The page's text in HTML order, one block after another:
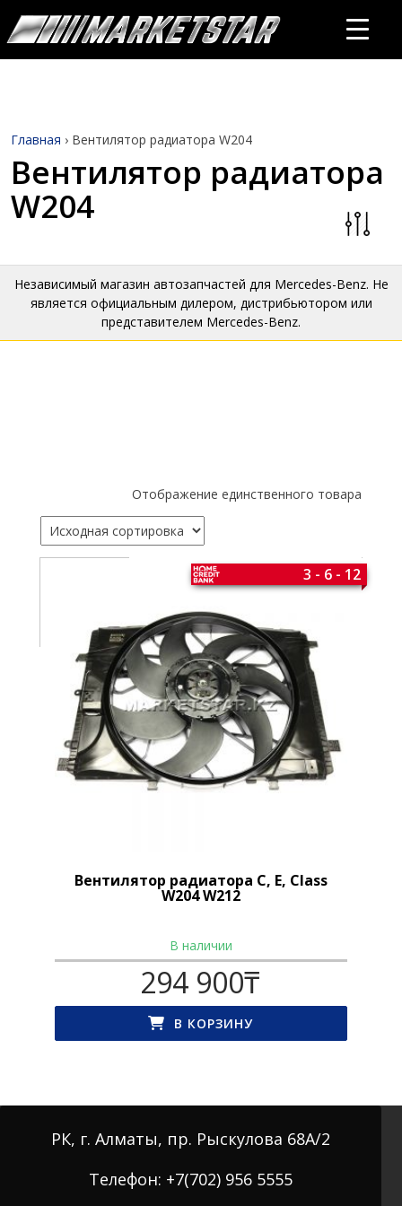
Главная › Вентилятор радиатора W204
Вентилятор радиатора
W204
Независимый магазин автозапчастей для Mercedes-Benz. Не
является официальным дилером, дистрибьютором или
представителем Mercedes-Benz.
Отображение единственного товара
Вентилятор радиатора C, E, Class
W204 W212
3 - 6 - 12
В наличии
294 900₸
В КОРЗИНУ
РК, г. Алматы, пр. Рыскулова 68А/2
Телефон: +7(702) 956 5555